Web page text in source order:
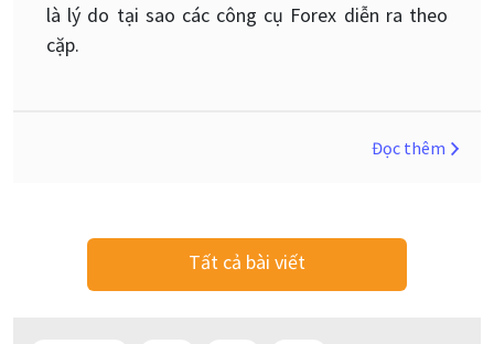
là lý do tại sao các công cụ Forex diễn ra theo
cặp.
Đọc thêm
Tất cả bài viết